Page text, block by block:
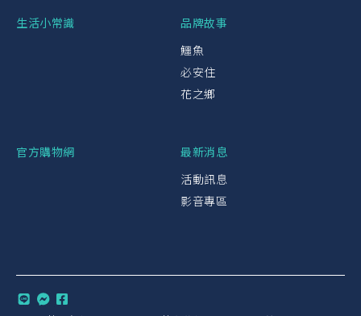
生活小常識
品牌故事
鱷魚
必安住
花之鄉
官方購物網
最新消息
活動訊息
影音專區